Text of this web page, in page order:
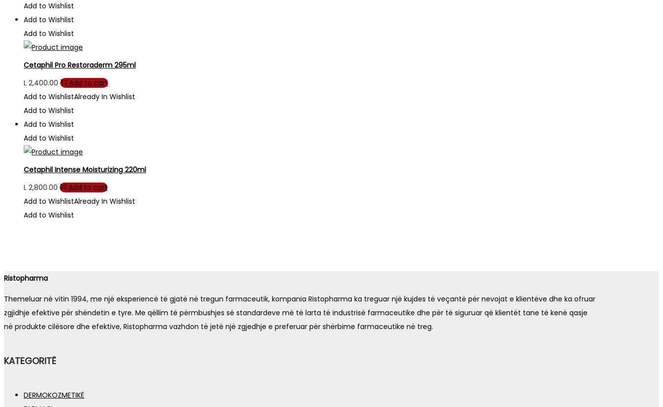
Add to Wishlist
Add to Wishlist
Add to Wishlist
Cetaphil Pro Restoraderm 295ml
L 2,400.00
Add to cart
Add to WishlistAlready In Wishlist
Add to Wishlist
Add to Wishlist
Add to Wishlist
Cetaphil Intense Moisturizing 220ml
L 2,800.00
Add to cart
Add to WishlistAlready In Wishlist
Add to Wishlist
Ristopharma
Themeluar në vitin 1994, me një eksperiencë të gjatë në tregun farmaceutik, kompania Ristopharma ka treguar një kujdes të veçantë për nevojat e klientëve dhe ka ofruar
zgjidhje efektive për shëndetin e tyre. Me qëllim të përmbushjes së standardeve më të larta të industrisë farmaceutike dhe për të siguruar që klientët tane të kenë qasje
në produkte cilësore dhe efektive, Ristopharma vazhdon të jetë një zgjedhje e preferuar për shërbime farmaceutike në treg.
KATEGORITË
DERMOKOZMETIKË